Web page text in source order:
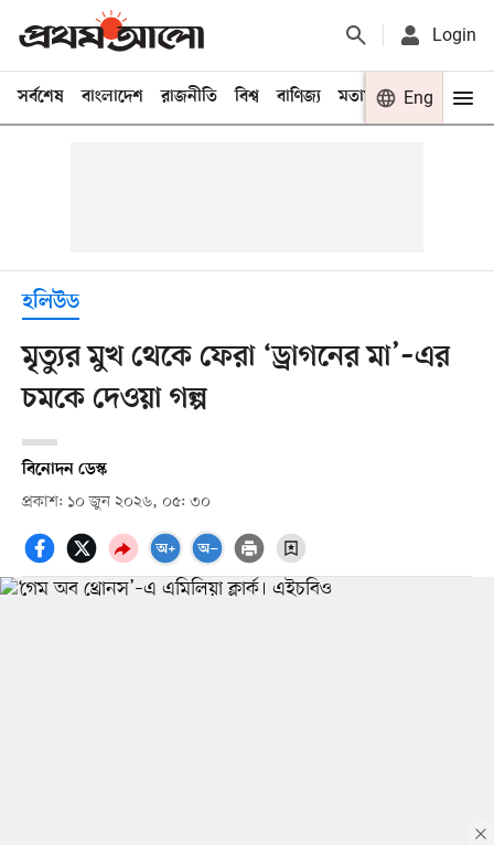
Login
সর্বশেষ বাংলাদেশ রাজনীতি বিশ্ব বাণিজ্য মতামত খেলা
Eng
হলিউড
মৃত্যুর মুখ থেকে ফেরা ‘ড্রাগনের মা’–এর
চমকে দেওয়া গল্প
বিনোদন ডেস্ক
প্রকাশ: ১০ জুন ২০২৬, ০৫: ৩০